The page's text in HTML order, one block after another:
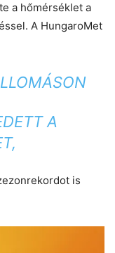
a hőmérséklet a
A HungaroMet
A
is